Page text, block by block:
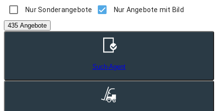
Nur Sonderangebote Nur Angebote mit Bild
435 Angebote
Such-Agent